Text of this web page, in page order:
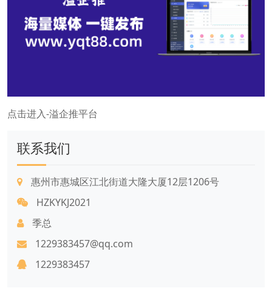
点击进入-溢企推平台
联系我们
惠州市惠城区江北街道大隆大厦12层1206号
HZKYKJ2021
季总
1229383457@qq.com
1229383457